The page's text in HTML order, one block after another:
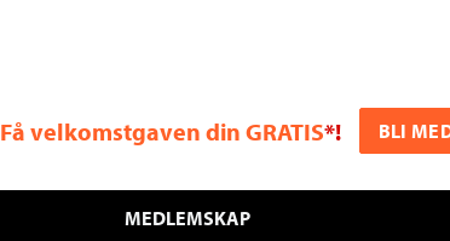
Få velkomstgaven din GRATIS*! BLI
MEDLEMSKAP